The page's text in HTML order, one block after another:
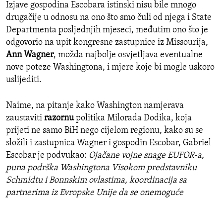
Izjave gospodina Escobara istinski nisu bile mnogo
drugačije u odnosu na ono što smo čuli od njega i State
Departmenta posljednjih mjeseci, međutim ono što je
odgovorio na upit kongresne zastupnice iz Missourija,
Ann Wagner, možda najbolje osvjetljava eventualne
nove poteze Washingtona, i mjere koje bi mogle uskoro
uslijediti.
Naime, na pitanje kako Washington namjerava
zaustaviti razornupolitika Milorada Dodika, koja
prijeti ne samo BiH nego cijelom regionu, kako su se
složili i zastupnica Wagner i gospodin Escobar, Gabriel
Escobar je podvukao: Ojačane vojne snage EUFOR-a,
puna podrška Washingtona Visokom predstavniku
Schmidtu i Bonnskim ovlastima, koordinacija sa
partnerima iz Evropske Unije da se onemoguće